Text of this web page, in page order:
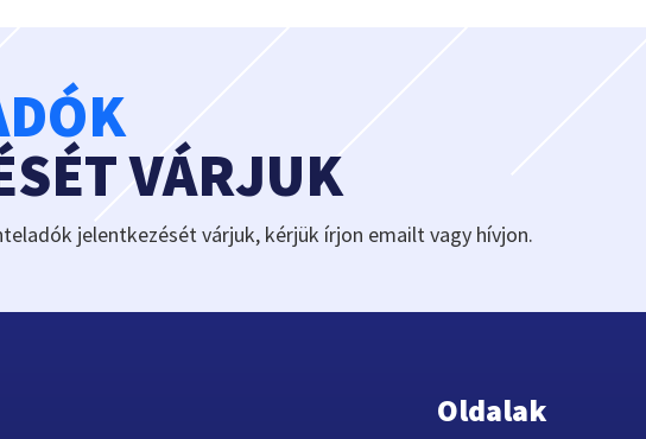
VÁRJUK
jelentkezését várjuk, kérjük írjon emailt vagy hívjon.
Oldalak